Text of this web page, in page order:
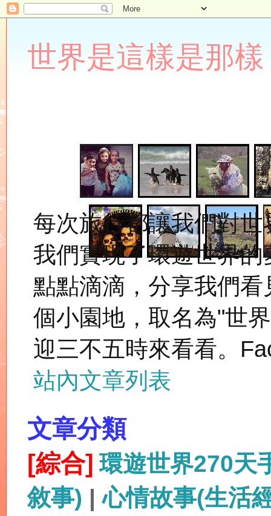
世界是這樣是那樣
每次旅行都讓我們對
我們實現了環遊世界
點點滴滴，分享我們
個小園地，取名為"世
迎三不五時來看看。
站內文章列表
文章分類
[綜合] 環遊世界270天
敘事) |心情故事(生活